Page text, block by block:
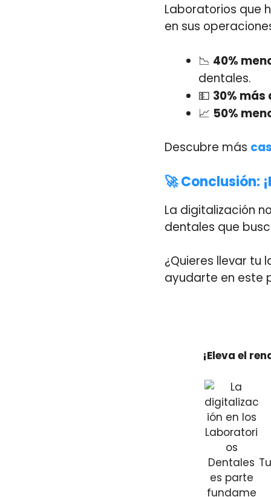
Laboratorios que
en sus
📉 40%
dentales.
💵 30%
📈 50%
Descubre más
🚀 Conclusión:
La digitalización
dentales que
¿Quieres llevar tu
ayudarte en este
¡Eleva el